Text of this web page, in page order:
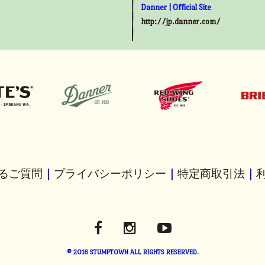
Danner | Official Site
http://jp.danner.com/
ご質問 プライバシーポリシー 特定商取引法
© 2016 STUMPTOWN ALL RIGHTS RESERVED.